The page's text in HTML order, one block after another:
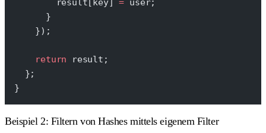
        result[key]
= user;
      }
    });
    return
result;
  };
}
Beispiel 2: Filtern von Hashes mittels eigenem Filter